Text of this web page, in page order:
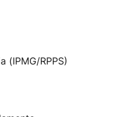
(IPMG/RPPS)